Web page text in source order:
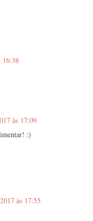
16:38
às 17:09
:)
às 17:55